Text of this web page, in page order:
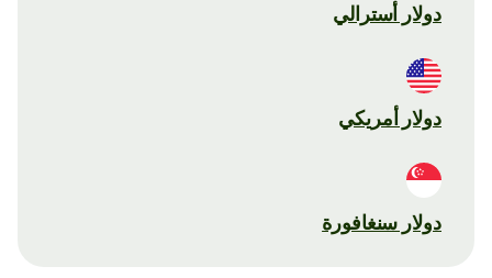
دولار أسترالي
دولار أمريكي
دولار سنغافورة